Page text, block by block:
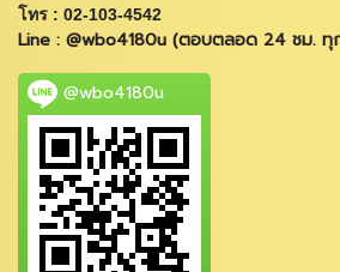
โทร : 02-103-4542
Line : @wbo4180u (ตอบตลอด 24 ชม. ทุ
@wbo4180u